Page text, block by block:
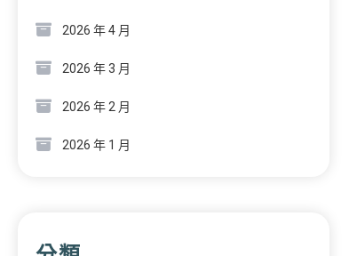
2026 年 4 月
2026 年 3 月
2026 年 2 月
2026 年 1 月